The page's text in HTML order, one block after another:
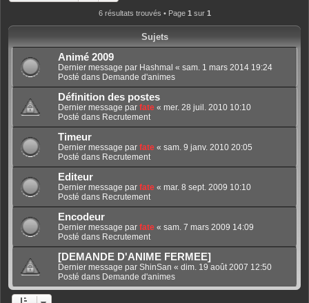
6 résultats trouvés • Page 1 sur 1
Sujets
Animé 2009
Dernier message par Hashmal « sam. 1 mars 2014 19:24
Posté dans Demande d'animes
Définition des postes
Dernier message par fate « mer. 28 juil. 2010 10:10
Posté dans Recrutement
Timeur
Dernier message par fate « sam. 9 janv. 2010 20:05
Posté dans Recrutement
Editeur
Dernier message par fate « mar. 8 sept. 2009 10:10
Posté dans Recrutement
Encodeur
Dernier message par fate « sam. 7 mars 2009 14:09
Posté dans Recrutement
[DEMANDE D'ANIME FERMEE]
Dernier message par ShinSan « dim. 19 août 2007 12:50
Posté dans Demande d'animes